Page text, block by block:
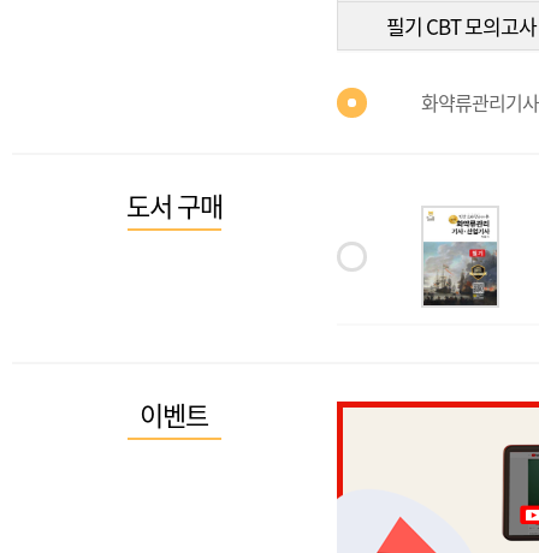
필기 CBT 모의고사
화약류관리기
도서 구매
이벤트